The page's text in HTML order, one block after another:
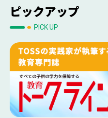
ピックアップ
PICK UP